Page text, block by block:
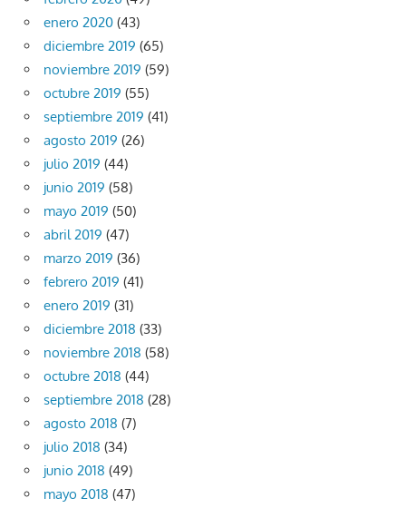
enero 2020 (43)
diciembre 2019 (65)
noviembre 2019 (59)
octubre 2019 (55)
septiembre 2019 (41)
agosto 2019 (26)
julio 2019 (44)
junio 2019 (58)
mayo 2019 (50)
abril 2019 (47)
marzo 2019 (36)
febrero 2019 (41)
enero 2019 (31)
diciembre 2018 (33)
noviembre 2018 (58)
octubre 2018 (44)
septiembre 2018 (28)
agosto 2018 (7)
julio 2018 (34)
junio 2018 (49)
mayo 2018 (47)